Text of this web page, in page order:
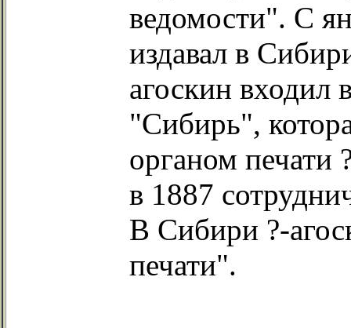
ведомости". С
издавал в
агоскин входил
"Сибирь",
органом печати
в 1887
В Сибири ?-
печати".